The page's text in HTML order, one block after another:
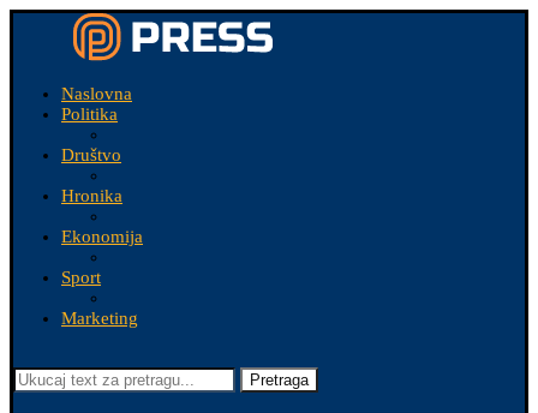
Naslovna
Politika
Društvo
Hronika
Ekonomija
Sport
Marketing
Pretraga